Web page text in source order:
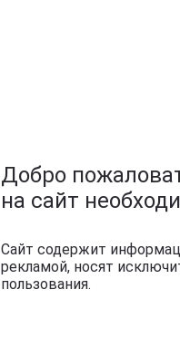
Добро
на сайт
Сайт содержит
рекламой, носят
пользования.